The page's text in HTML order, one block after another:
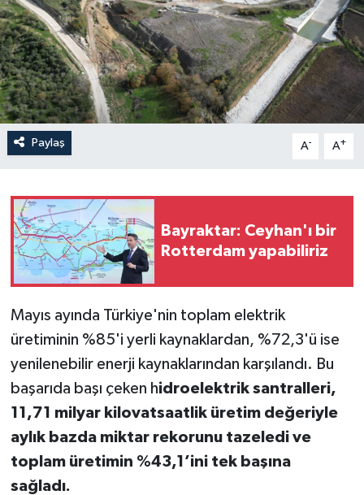
Paylaş A- A+
Bayraktar: Ceyhan'ı bir
Rotterdam yapabiliriz
Mayıs ayında Türkiye'nin toplam elektrik
üretiminin %85'i yerli kaynaklardan, %72,3'ü ise
yenilenebilir enerji kaynaklarından karşılandı. Bu
başarıda başı çeken hidroelektrik santralleri,
11,71 milyar kilovatsaatlik üretim değeriyle
aylık bazda miktar rekorunu tazeledi ve
toplam üretimin %43,1’ini tek başına
sağladı.